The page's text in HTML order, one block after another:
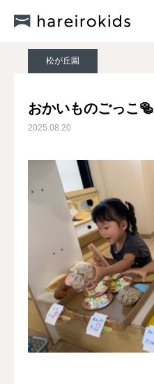
新着情報 松が丘園
松が丘園
おかいものごっこ🥯
2025.08.20
新着情報
各園紹介
私たちの想い
入園案内・お問い合わせ
運営法人・系列園紹介